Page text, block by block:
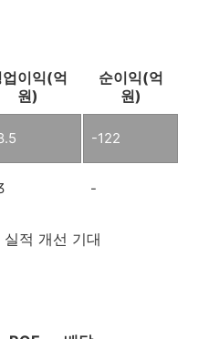
업이익(억
원)
순이익(억
원)
-122
-
적 개선 기대